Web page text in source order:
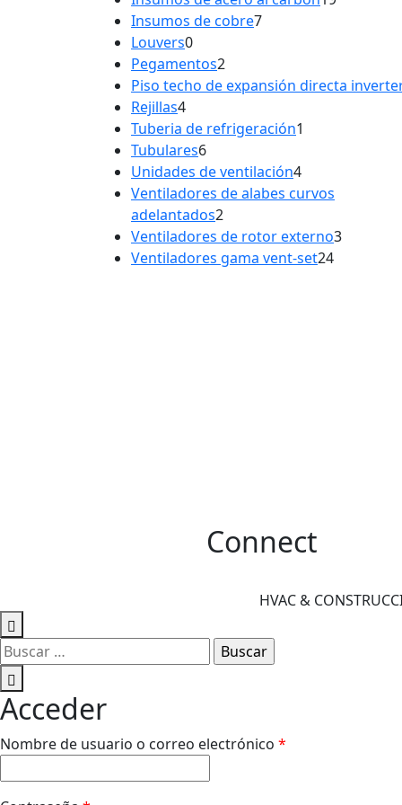
Insumos de cobre77
Louvers00
productos
Pegamentos2
productos
Piso techo de expansión directa
Rejillas44
productos
Tuberia de refrigeración1
Tubulares66
productos
Unidades de ventilación44
productos
Ventiladores de alabes curvos
adelantados2
productos
Ventiladores de rotor externo33
Ventiladores gama vent-set2424
Connect
HVAC &
Buscar:
Acceder
Nombre de usuario o correo electrónico *